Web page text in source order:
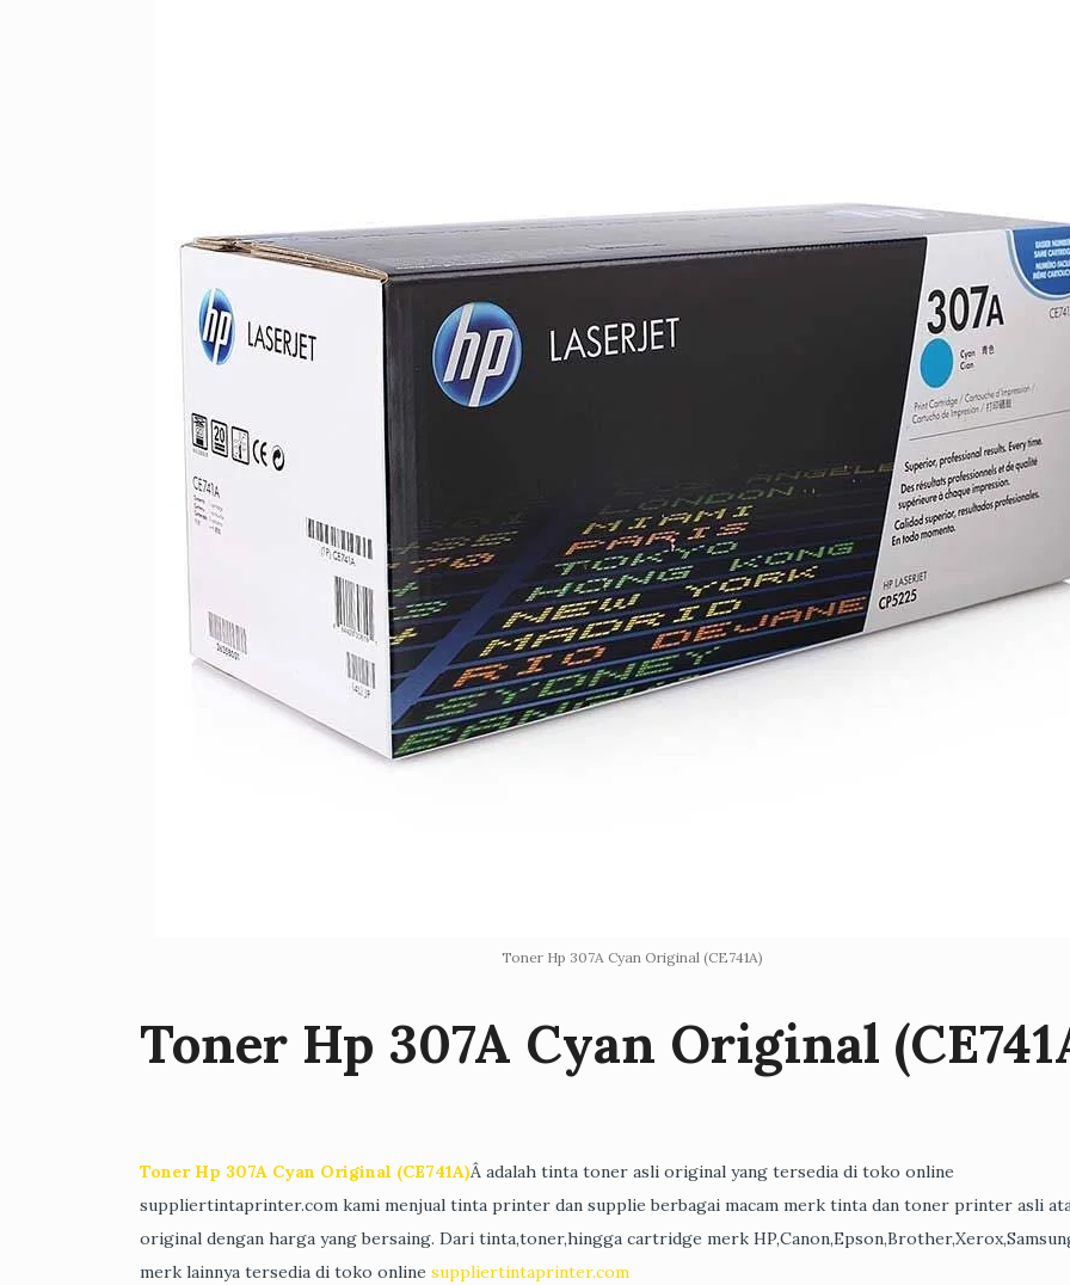
Toner Hp 307A Cyan Original (CE741A)
Toner Hp 307A Cyan Original
Toner Hp 307A Cyan Original (CE741A)Â adalah tinta toner asli original yang tersedia di toko online
suppliertintaprinter.com kami menjual tinta printer dan supplie berbagai macam merk tinta dan toner printer asli
original dengan harga yang bersaing. Dari tinta,toner,hingga cartridge merk
merk lainnya tersedia di toko online suppliertintaprinter.com